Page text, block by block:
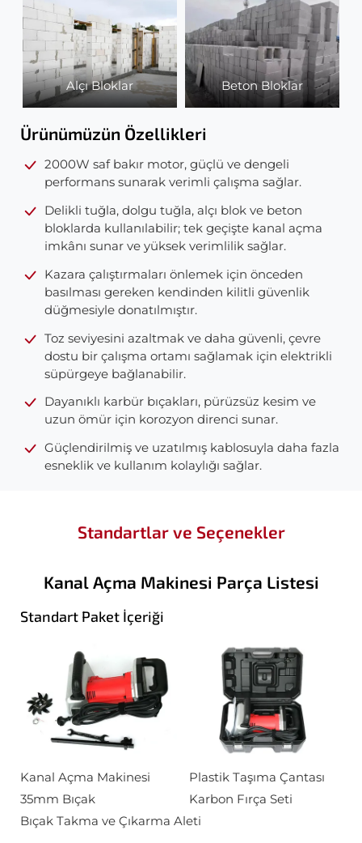
Alçı Bloklar Beton Bloklar
Ürünümüzün Özellikleri
2000W saf bakır motor, güçlü ve dengeli
performans sunarak verimli çalışma sağlar.
Delikli tuğla, dolgu tuğla, alçı blok ve beton
bloklarda kullanılabilir; tek geçişte kanal açma
imkânı sunar ve yüksek verimlilik sağlar.
Kazara çalıştırmaları önlemek için önceden
basılması gereken kendinden kilitli güvenlik
düğmesiyle donatılmıştır.
Toz seviyesini azaltmak ve daha güvenli, çevre
dostu bir çalışma ortamı sağlamak için elektrikli
süpürgeye bağlanabilir.
Dayanıklı karbür bıçakları, pürüzsüz kesim ve
uzun ömür için korozyon direnci sunar.
Güçlendirilmiş ve uzatılmış kablosuyla daha fazla
esneklik ve kullanım kolaylığı sağlar.
Standartlar ve Seçenekler
Kanal Açma Makinesi Parça Listesi
Standart Paket İçeriği
Kanal Açma Makinesi
Plastik Taşıma Çantası
35mm Bıçak
Karbon Fırça Seti
Bıçak Takma ve Çıkarma Aleti